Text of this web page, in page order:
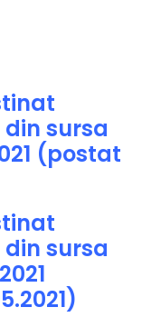
sursa
(postat
sursa